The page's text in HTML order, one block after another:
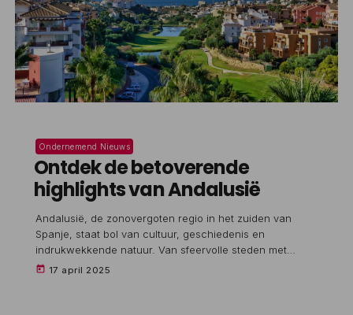
Ondernemend Nieuws
Ontdek de betoverende
highlights van Andalusië
Andalusië, de zonovergoten regio in het zuiden van
Spanje, staat bol van cultuur, geschiedenis en
indrukwekkende natuur. Van sfeervolle steden met
Moorse invloeden tot uitgestrekte stranden aan de
today 17 april 2025